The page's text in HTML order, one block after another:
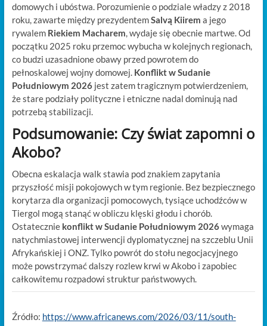
domowych i ubóstwa. Porozumienie o podziale władzy z 2018
roku, zawarte między prezydentemSalvą Kiirem a jego
rywalem Riekiem Macharem, wydaje się obecnie martwe. Od
początku 2025 roku przemoc wybucha w kolejnych regionach,
co budzi uzasadnione obawy przed powrotem do
pełnoskalowej wojny domowej. Konflikt w Sudanie
Południowym 2026jest zatem tragicznym potwierdzeniem,
że stare podziały polityczne i etniczne nadal dominują nad
potrzebą stabilizacji.
Podsumowanie: Czy świat zapomni o
Akobo?
Obecna eskalacja walk stawia pod znakiem zapytania
przyszłość misji pokojowych w tym regionie. Bez bezpiecznego
korytarza dla organizacji pomocowych, tysiące uchodźców w
Tiergol mogą stanąć w obliczu klęski głodu i chorób.
Ostatecznie konflikt w Sudanie Południowym 2026wymaga
natychmiastowej interwencji dyplomatycznej na szczeblu Unii
Afrykańskiej i ONZ. Tylko powrót do stołu negocjacyjnego
może powstrzymać dalszy rozlew krwi w Akobo i zapobiec
całkowitemu rozpadowi struktur państwowych.
Źródło: https://www.africanews.com/2026/03/11/south-